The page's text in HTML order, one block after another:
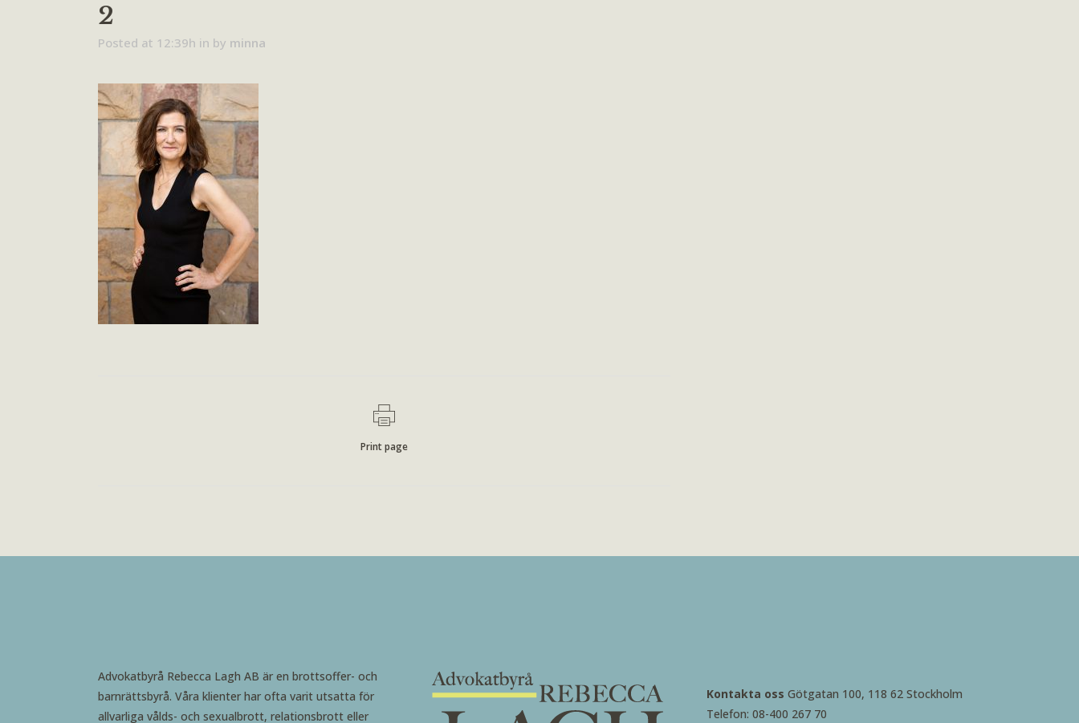
2
Posted at 12:39h in by minna
Print page
Advokatbyrå Rebecca Lagh AB är en brottsoffer- och
barnrättsbyrå. Våra klienter har ofta varit utsatta för
allvarliga vålds- och sexualbrott, relationsbrott eller
Kontakta oss Götgatan 100, 118 62 Stockholm
Telefon: 08-400 267 70